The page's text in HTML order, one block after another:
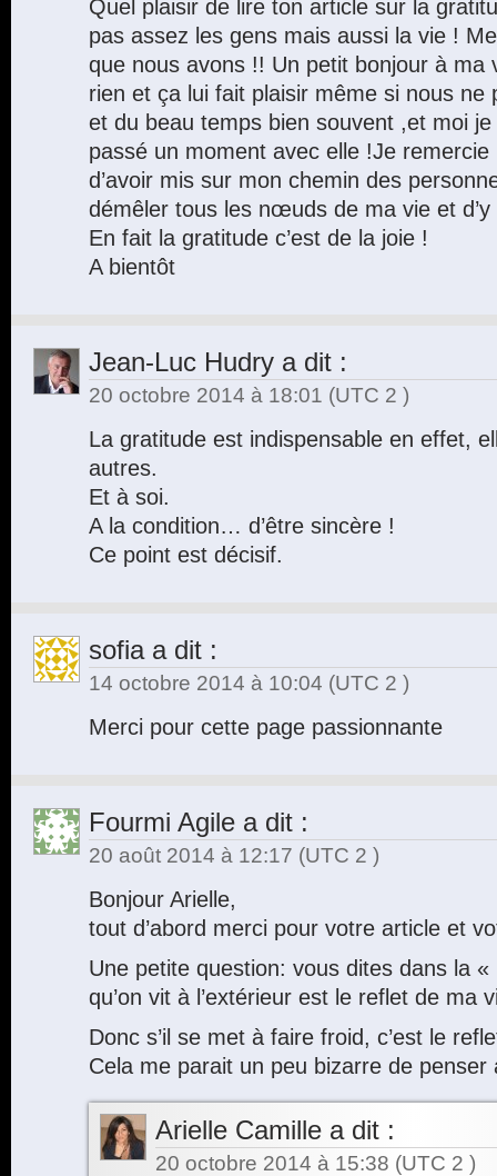
Quel plaisir de lire ton article sur la
pas assez les gens mais aussi la vie !
que nous avons !! Un petit bonjour à ma
rien et ça lui fait plaisir même si nous ne
et du beau temps bien souvent ,et moi je
passé un moment avec elle !Je
d’avoir mis sur mon chemin des
démêler tous les nœuds de ma vie et
En fait la gratitude c’est de la joie !
A bientôt
Jean-Luc Hudry a dit :
20 octobre 2014 à 18:01 (UTC 2 )
La gratitude est indispensable en effet,
autres.
Et à soi.
A la condition… d’être sincère !
Ce point est décisif.
sofiaa dit :
14 octobre 2014 à 10:04 (UTC 2 )
Merci pour cette page passionnante
Fourmi Agile a dit :
20 août 2014 à 12:17 (UTC 2 )
Bonjour Arielle,
tout d’abord merci pour votre article et
Une petite question: vous dites dans la «
qu’on vit à l’extérieur est le reflet de ma
Donc s’il se met à faire froid, c’est le
Cela me parait un peu bizarre de penser
Arielle Camille a dit :
20 octobre 2014 à 15:38 (UTC 2 )